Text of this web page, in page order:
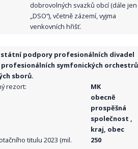
dobrovolných svazků obcí (dále jen
„DSO“), včetně zázemí, vyjma
venkovních hřišť.
státní podpory profesionálních divadel
profesionálních symfonických orchestrů
sborů.
rezort:
MK
obecně
prospěšná
společnost ,
kraj, obec
titulu 2023 (mil.
250